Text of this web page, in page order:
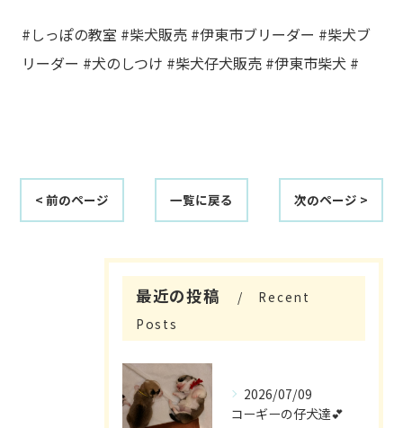
#しっぽの教室 #柴犬販売 #伊東市ブリーダー #柴犬ブ
リーダー #犬のしつけ #柴犬仔犬販売 #伊東市柴犬 #
< 前のページ 一覧に戻る 次のページ >
最近の投稿
Recent
Posts
2026/07/09
コーギーの仔犬達💕